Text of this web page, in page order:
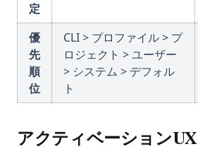
定
優
先
順
位
CLI > プロファイル > プ
ロジェクト > ユーザー
> システム > デフォル
ト
アクティベーションUX